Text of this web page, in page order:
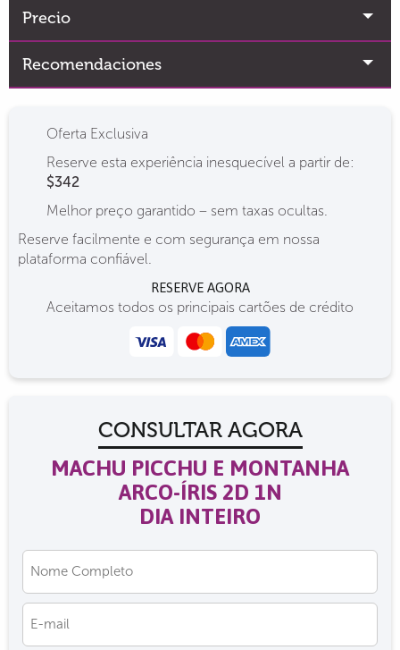
Precio
Recomendaciones
Oferta Exclusiva
Reserve esta experiência inesquecível a partir de:
$342
Melhor preço garantido – sem taxas ocultas.
Reserve facilmente e com segurança em nossa
plataforma confiável.
RESERVE AGORA
Aceitamos todos os principais cartões de crédito
CONSULTAR AGORA
MACHU PICCHU E MONTANHA
ARCO-ÍRIS 2D 1N
DIA INTEIRO